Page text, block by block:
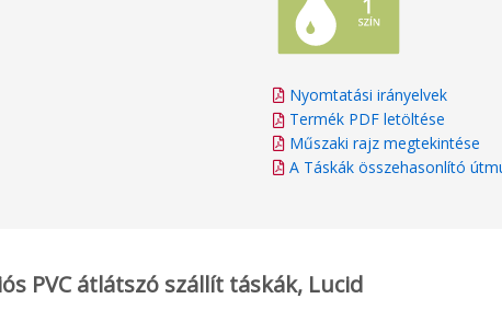
Nyomtatási irányelvek
Termék PDF letöltése
Műszaki rajz megtekintése
A Táskák összehasonlító
PVC átlátszó szállít táskák, Lucid